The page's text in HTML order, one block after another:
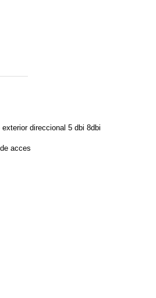
direccional 5 dbi 8dbi
acces